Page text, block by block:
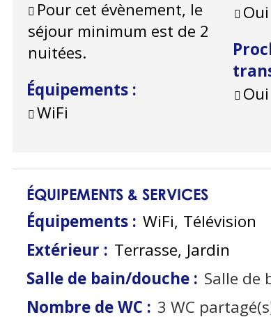
Pour cet évènement, le
séjour minimum est de 2
nuitées.
Équipements :
WiFi
Oui
Oui
ÉQUIPEMENTS & SERVICES
Équipements : WiFi Télévision
Extérieur : Terrasse Jardin
Salle de bain/douche : Salle de
Nombre de WC : 3 WC